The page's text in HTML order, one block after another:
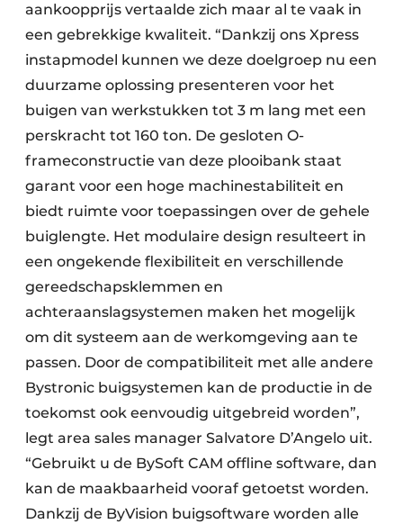
aankoopprijs vertaalde zich maar al te vaak in
een gebrekkige kwaliteit. “Dankzij ons Xpress
instapmodel kunnen we deze doelgroep nu een
duurzame oplossing presenteren voor het
buigen van werkstukken tot 3 m lang met een
perskracht tot 160 ton. De gesloten O-
frameconstructie van deze plooibank staat
garant voor een hoge machinestabiliteit en
biedt ruimte voor toepassingen over de gehele
buiglengte. Het modulaire design resulteert in
een ongekende flexibiliteit en verschillende
gereedschapsklemmen en
achteraanslagsystemen maken het mogelijk
om dit systeem aan de werkomgeving aan te
passen. Door de compatibiliteit met alle andere
Bystronic buigsystemen kan de productie in de
toekomst ook eenvoudig uitgebreid worden”,
legt area sales manager Salvatore D’Angelo uit.
“Gebruikt u de BySoft CAM offline software, dan
kan de maakbaarheid vooraf getoetst worden.
Dankzij de ByVision buigsoftware worden alle